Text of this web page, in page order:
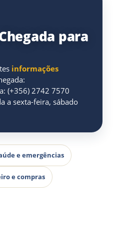
para
informações
(+356) 2742 7570
a sexta-feira, sábado
e emergências
e compras